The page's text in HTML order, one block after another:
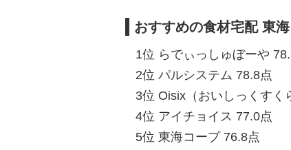
おすすめの食材宅配 東
1位 らでぃっしゅぼーや
2位 パルシステム 78.8点
3位 Oisix（おいしっくすく
4位 アイチョイス 77.0点
5位 東海コープ 76.8点